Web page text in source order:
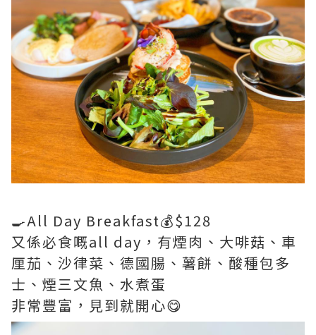
🍳All Day Breakfast💰$128
又係必食嘅all day，有煙肉、大啡菇、車
厘茄、沙律菜、德國腸、薯餅、酸種包多
士、煙三文魚、水煮蛋
非常豐富，見到就開心😋